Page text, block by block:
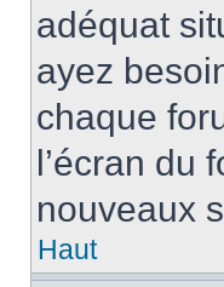
adéquat
ayez
chaque
l’écran du
nouveaux
Haut